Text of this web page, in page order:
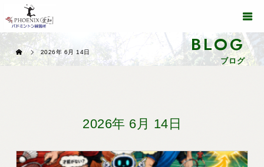
BLOG
ブログ
2026年 6月 14日
2026年 6月 14日